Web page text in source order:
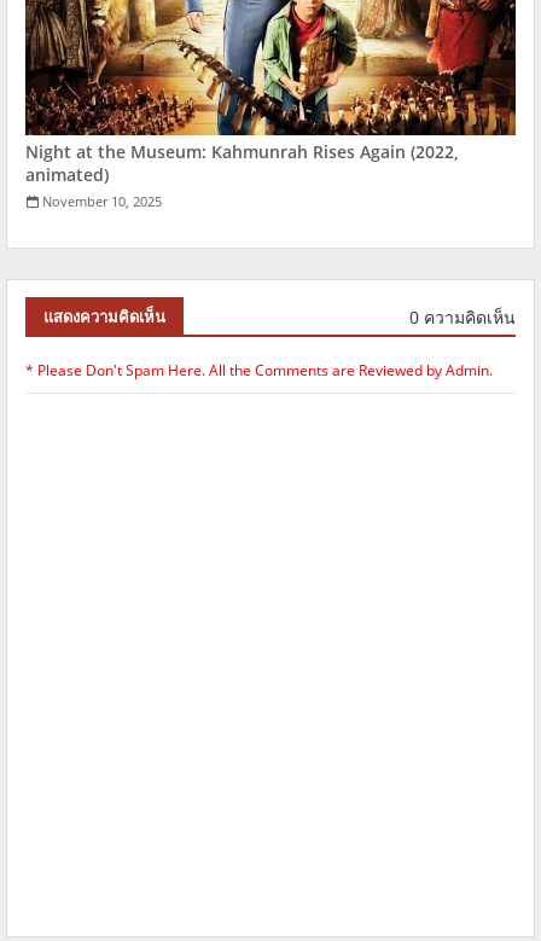
Night at the Museum: Kahmunrah Rises Again (2022,
animated)
November 10, 2025
แสดงความคิดเห็น 0 ความคิดเห็น
* Please Don't Spam Here. All the Comments are Reviewed by Admin.